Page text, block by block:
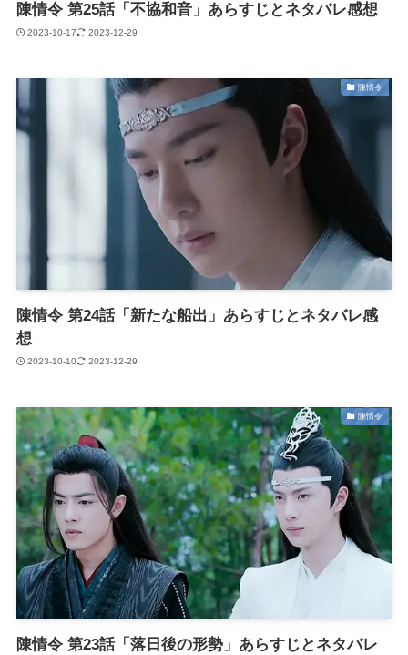
陳情令 第25話「不協和音」あらすじとネタバレ感想
2023-10-17 2023-12-29
陳情令
陳情令 第24話「新たな船出」あらすじとネタバレ感
想
2023-10-10 2023-12-29
陳情令
陳情令 第23話「落日後の形勢」あらすじとネタバレ